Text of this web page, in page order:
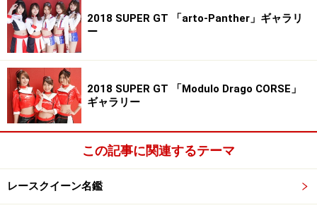
2018 SUPER GT 「arto-Panther」ギャラリ
ー
2018 SUPER GT 「Modulo Drago CORSE」
ギャラリー
この記事に関連するテーマ
レースクイーン名鑑